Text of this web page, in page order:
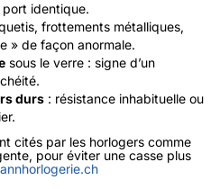
port identique.
frottements métalliques,
» de façon anormale.
sous le verre : signe d’un
durs : résistance inhabituelle ou
cités par les horlogers comme
pour éviter une casse plus